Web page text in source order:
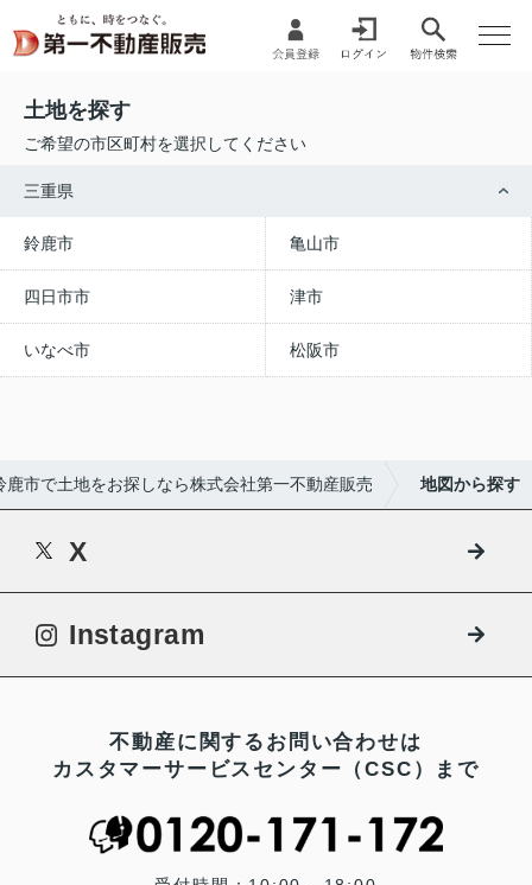
土地を探す
ご希望の市区町村を選択してください
三重県
鈴鹿市 亀山市
四日市市 津市
いなべ市 松阪市
鹿市で土地をお探しなら株式会社第一不動産販売 地図から探す
X
Instagram
不動産に関するお問い合わせは
カスタマーサービスセンター（CSC）まで